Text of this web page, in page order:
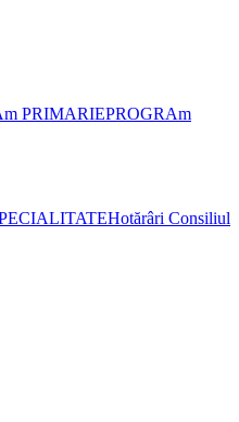
PRIMARIEPROGRAm
Hotărâri Consiliul